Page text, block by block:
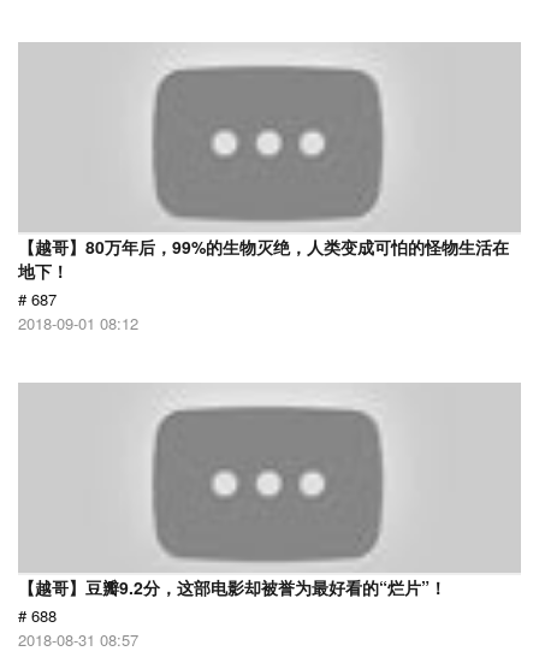
【越哥】80万年后，99%的生物灭绝，人类变成可怕的怪物生活在
地下！
# 687
2018-09-01 08:12
【越哥】豆瓣9.2分，这部电影却被誉为最好看的“烂片”！
# 688
2018-08-31 08:57